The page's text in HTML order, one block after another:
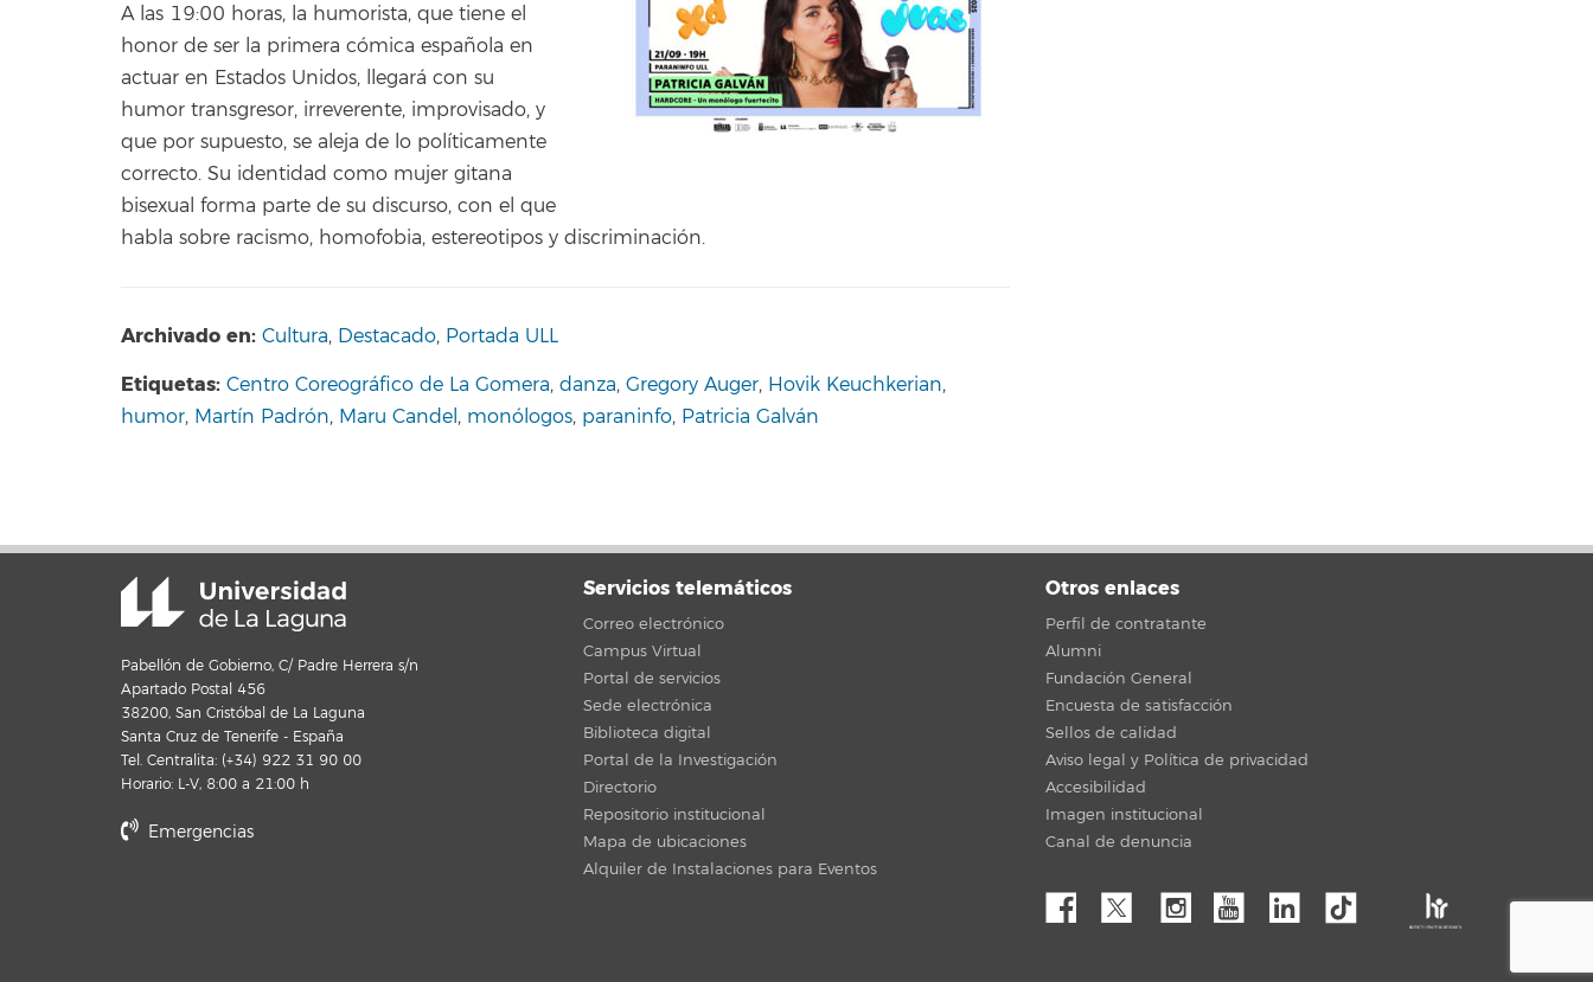
A las 19:00 horas, la humorista, que tiene el
honor de ser la primera cómica española en
actuar en Estados Unidos, llegará con su
humor transgresor, irreverente, improvisado, y
que por supuesto, se aleja de lo políticamente
correcto. Su identidad como mujer gitana
bisexual forma parte de su discurso, con el que
habla sobre racismo, homofobia, estereotipos y discriminación.
Archivado en: Cultura, Destacado, Portada ULL
Etiquetas: Centro Coreográfico de La Gomera, danza, Gregory Auger, Hovik Keuchkerian,
humor, Martín Padrón, Maru Candel, monólogos, paraninfo, Patricia Galván
Pabellón de Gobierno, C/ Padre Herrera s/n
Apartado Postal 456
38200, San Cristóbal de La Laguna
Santa Cruz de Tenerife - España
Tel. Centralita: (+34) 922 31 90 00
Horario: L-V, 8:00 a 21:00 h
Emergencias
Servicios telemáticos
Correo electrónico
Campus Virtual
Portal de servicios
Sede electrónica
Biblioteca digital
Portal de la Investigación
Directorio
Repositorio institucional
Mapa de ubicaciones
Alquiler de Instalaciones para Eventos
Otros enlaces
Perfil de contratante
Alumni
Fundación General
Encuesta de satisfacción
Sellos de calidad
Aviso legal y Política de privacidad
Accesibilidad
Imagen institucional
Canal de denuncia